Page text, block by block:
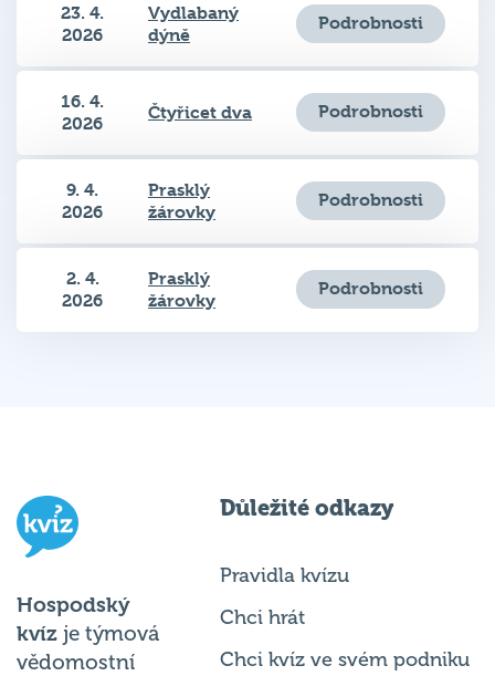
23. 4.
2026
Vydlabaný
dýně
Podrobnosti
16. 4.
2026
Čtyřicet dva Podrobnosti
9. 4.
2026
Prasklý
žárovky
Podrobnosti
2. 4.
2026
Prasklý
žárovky
Podrobnosti
Hospodský
kvíz je týmová
vědomostní
Důležité odkazy
Pravidla kvízu
Chci hrát
Chci kvíz ve svém podniku